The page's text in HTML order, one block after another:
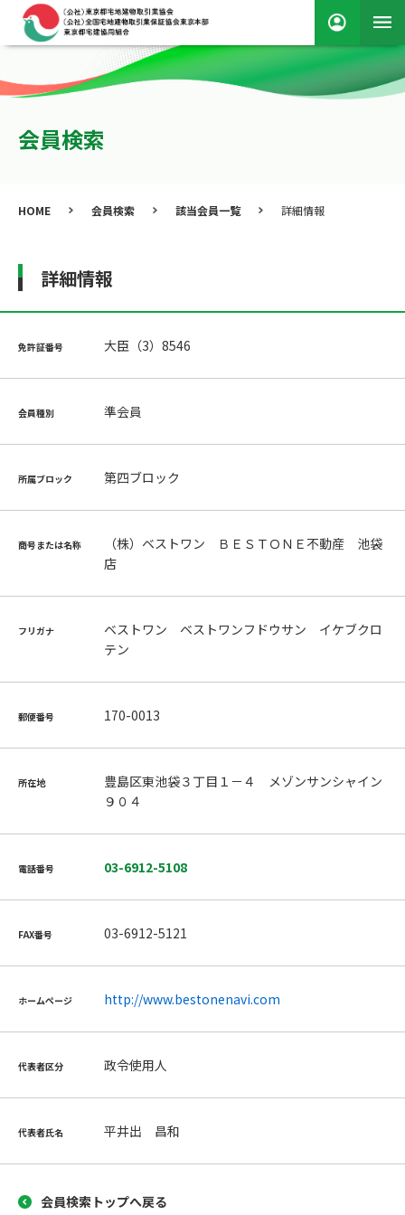
会員検索
HOME 会員検索 該当会員一覧 詳細情報
詳細情報
免許証番号 大臣（3）8546
会員種別 準会員
所属ブロック 第四ブロック
商号または名称
（株）ベストワン ＢＥＳＴＯＮＥ不動産 池袋
店
フリガナ
ベストワン ベストワンフドウサン イケブクロ
テン
郵便番号 170-0013
所在地
豊島区東池袋３丁目１－４ メゾンサンシャイン
９０４
電話番号 03-6912-5108
FAX番号 03-6912-5121
ホームページ http://www.bestonenavi.com
代表者区分 政令使用人
代表者氏名 平井出 昌和
会員検索トップへ戻る